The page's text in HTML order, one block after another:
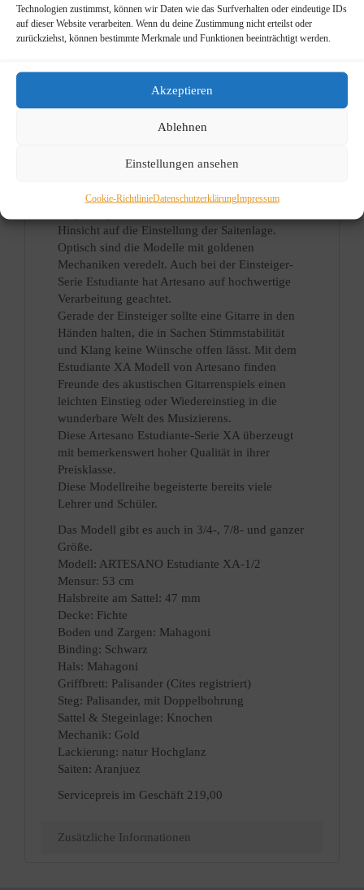
Technologien zustimmst, können wir Daten wie das Surfverhalten oder eindeutige IDs
auf dieser Website verarbeiten. Wenn du deine Zustimmung nicht erteilst oder
zurückziehst, können bestimmte Merkmale und Funktionen beeinträchtigt werden.
Akzeptieren
Ablehnen
Einstellungen ansehen
Cookie-RichtlinieDatenschutzerklärungImpressum
ARTESANO Estudiante XA-1/2
Wir haben uns entschieden:
Die Qualität der Estudiante-Serie sollte als
betrachtet werden.
Diese Artesano Gitarren umfassen folgende
Extra-Features:
X= Extra: Der Sattel und der Steg sind aus
brillianten Klang sorgt. Die Doppelbohrung zur
Ton durch höheren Saitendruck auf die
Hinsicht auf die Einstellung der Saitenlage.
Optisch sind die Modelle mit goldenen
Mechaniken veredelt. Auch bei der Einsteiger-
Serie Estudiante hat Artesano auf hochwertige
Verarbeitung geachtet.
Gerade der Einsteiger sollte eine Gitarre in den
Händen halten, die in Sachen Stimmstabilität
und Klang keine Wünsche offen lässt. Mit dem
Estudiante XA Modell von Artesano finden
Freunde des akustischen Gitarrenspiels einen
leichten Einstieg oder Wiedereinstieg in die
wunderbare Welt des Musizierens.
Diese Artesano Estudiante-Serie XA überzeugt
mit bemerkenswert hoher Qualität in ihrer
Preisklasse.
Diese Modellreihe begeisterte bereits viele
Lehrer und Schüler.
Das Modell gibt es auch in 3/4-, 7/8- und ganzer
Größe.
Modell: ARTESANO Estudiante XA-1/2
Mensur: 53 cm
Halsbreite am Sattel: 47 mm
Decke: Fichte
Boden und Zargen: Mahagoni
Binding: Schwarz
Hals: Mahagoni
Griffbrett: Palisander (Cites registriert)
Steg: Palisander, mit Doppelbohrung
Sattel & Stegeinlage: Knochen
Mechanik: Gold
Lackierung: natur Hochglanz
Saiten: Aranjuez
Servicepreis im Geschäft 219,00
Zusätzliche Informationen